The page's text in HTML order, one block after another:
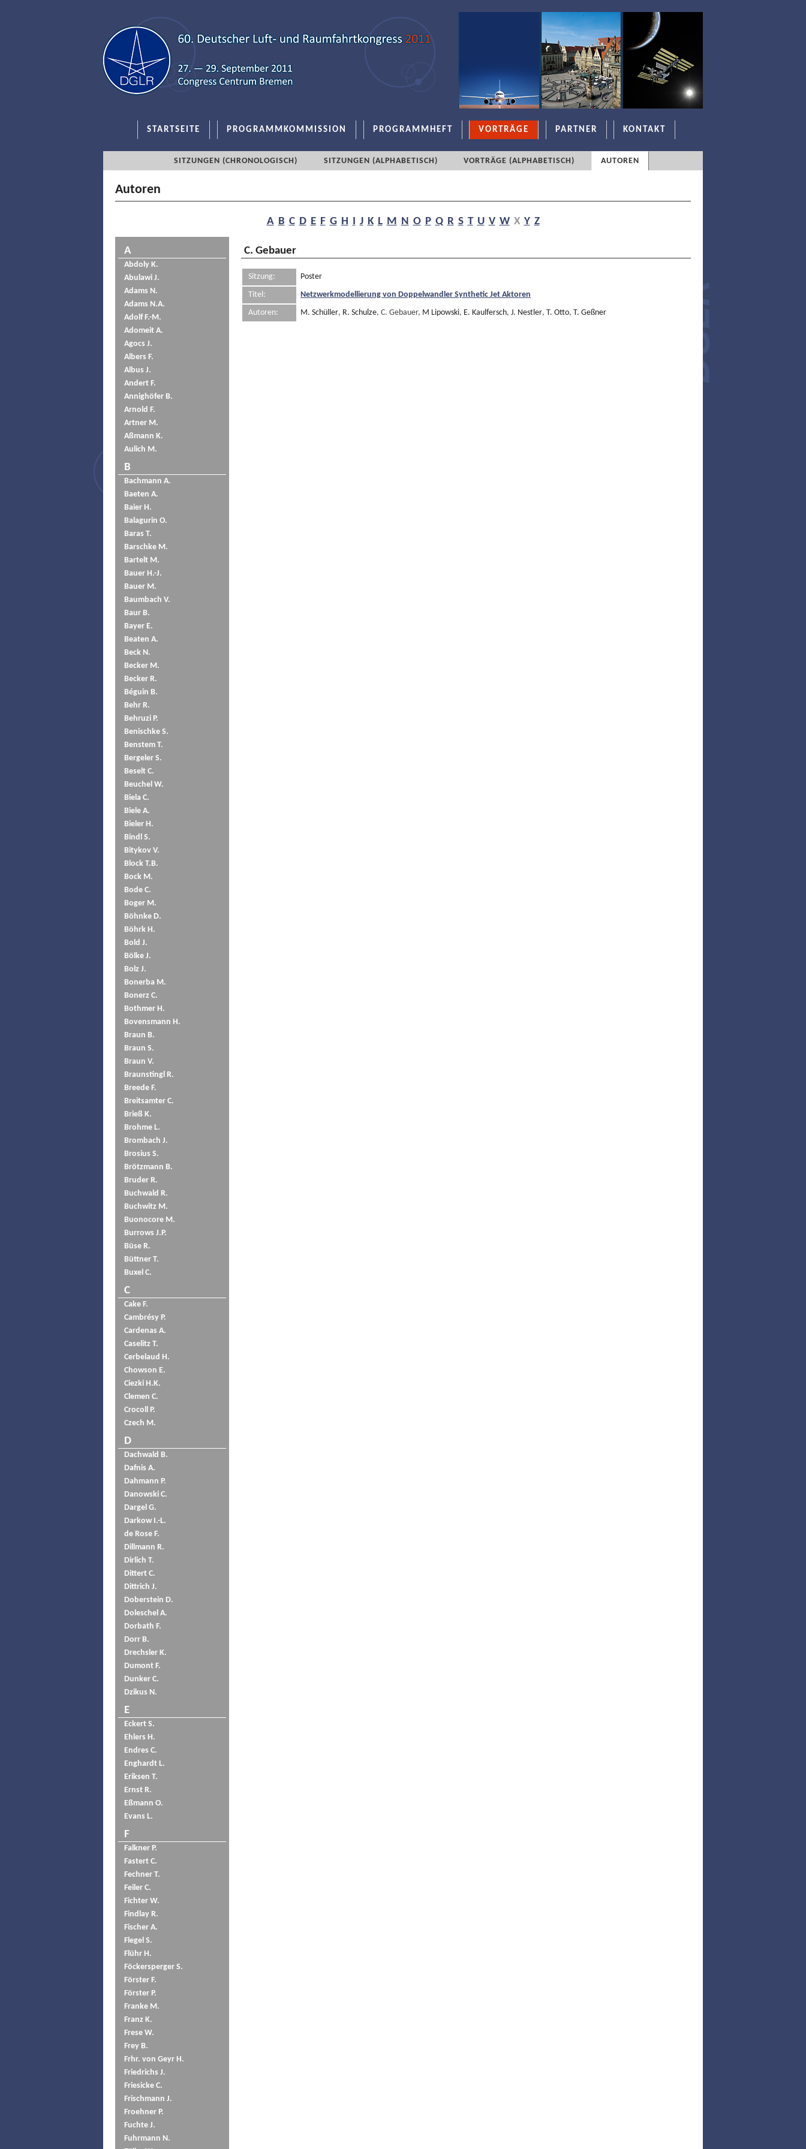
STARTSEITE PROGRAMMKOMMISSION PROGRAMMHEFT VORTRÄGE PARTNER KONTAKT
SITZUNGEN (CHRONOLOGISCH) SITZUNGEN (ALPHABETISCH) VORTRÄGE (ALPHABETISCH) AUTOREN
Autoren
A B C D E F G H I J K L M N O P Q R S T U V W X Y Z
A
Abdoly K.
Abulawi J.
Adams N.
Adams N.A.
Adolf F.-M.
Adomeit A.
Agocs J.
Albers F.
Albus J.
Andert F.
Annighöfer B.
Arnold F.
Artner M.
Aßmann K.
Aulich M.
B
Bachmann A.
Baeten A.
Baier H.
Balagurin O.
Baras T.
Barschke M.
Bartelt M.
Bauer H.-J.
Bauer M.
Baumbach V.
Baur B.
Bayer E.
Beaten A.
Beck N.
Becker M.
Becker R.
Béguin B.
Behr R.
Behruzi P.
Benischke S.
Benstem T.
Bergeler S.
Beselt C.
Beuchel W.
Biela C.
Biele A.
Bieler H.
Bindl S.
Bitykov V.
Block T.B.
Bock M.
Bode C.
Boger M.
Böhnke D.
Böhrk H.
Bold J.
Bölke J.
Bolz J.
Bonerba M.
Bonerz C.
Bothmer H.
Bovensmann H.
Braun B.
Braun S.
Braun V.
Braunstingl R.
Breede F.
Breitsamter C.
Brieß K.
Brohme L.
Brombach J.
Brosius S.
Brötzmann B.
Bruder R.
Buchwald R.
Buchwitz M.
Buonocore M.
Burrows J.P.
Büse R.
Büttner T.
Buxel C.
C
Cake F.
Cambrésy P.
Cardenas A.
Caselitz T.
Cerbelaud H.
Chowson E.
Ciezki H.K.
Clemen C.
Crocoll P.
Czech M.
D
Dachwald B.
Dafnis A.
Dahmann P.
Danowski C.
Dargel G.
Darkow I.-L.
de Rose F.
Dillmann R.
Dirlich T.
Dittert C.
Dittrich J.
Doberstein D.
Doleschel A.
Dorbath F.
Dorr B.
Drechsler K.
Dumont F.
Dunker C.
Dzikus N.
E
Eckert S.
Ehlers H.
Endres C.
Enghardt L.
Eriksen T.
Ernst R.
Eßmann O.
Evans L.
F
Falkner P.
Fastert C.
Fechner T.
Feiler C.
Fichter W.
Findlay R.
Fischer A.
Flegel S.
Flühr H.
Föckersperger S.
Förster F.
Förster P.
Franke M.
Franz K.
Frese W.
Frey B.
Frhr. von Geyr H.
Friedrichs J.
Friesicke C.
Frischmann J.
Froehner P.
Fuchte J.
Fuhrmann N.
C. Gebauer
Sitzung:
Poster
Titel:
Netzwerkmodellierung von Doppelwandler Synthetic Jet Aktoren
Autoren:
M. Schüller, R. Schulze, C. Gebauer, M Lipowski, E. Kaulfersch, J. Nestler, T. Otto, T. Geßner